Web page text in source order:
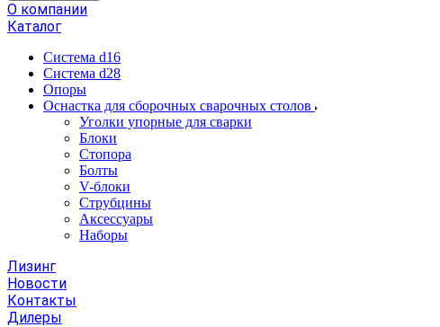
О компании
Каталог
Система d16
Система d28
Опоры
Оснастка для сборочных сварочных столов
Уголки упорные для сварки
Блоки
Стопора
Болты
V-блоки
Струбцины
Аксессуары
Наборы
Лизинг
Новости
Контакты
Дилеры